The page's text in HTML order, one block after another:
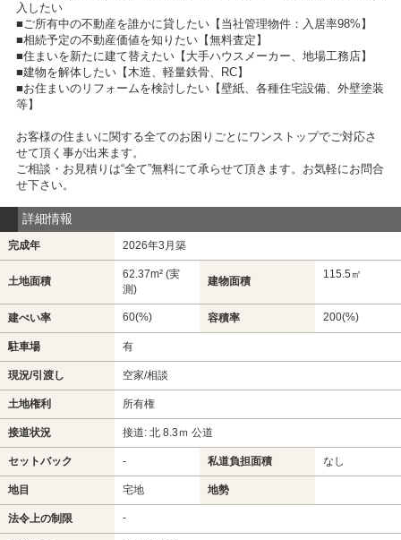
入したい
■ご所有中の不動産を誰かに貸したい【当社管理物件：入居率98%】
■相続予定の不動産価値を知りたい【無料査定】
■住まいを新たに建て替えたい【大手ハウスメーカー、地場工務店】
■建物を解体したい【木造、軽量鉄骨、RC】
■お住まいのリフォームを検討したい【壁紙、各種住宅設備、外壁塗装
等】
お客様の住まいに関する全てのお困りごとにワンストップでご対応さ
せて頂く事が出来ます。
ご相談・お見積りは“全て”無料にて承らせて頂きます。お気軽にお問合
せ下さい。
詳細情報
完成年 2026年3月築
土地面積
62.37m² (実
測)
建物面積
115.5㎡
建ぺい率 60(%) 容積率 200(%)
駐車場 有
現況/引渡し 空家/相談
土地権利 所有権
接道状況 接道: 北 8.3ｍ 公道
セットバック - 私道負担面積 なし
地目 宅地 地勢
法令上の制限 -